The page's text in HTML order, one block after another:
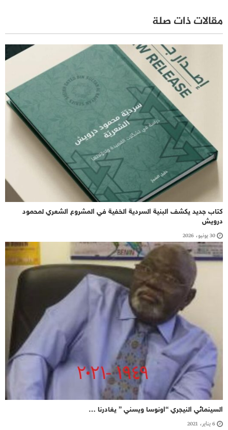
مقالات ذات صلة
كتاب جديد يكشف البنية السردية الخفية في المشروع الشعري لمحمود
درويش
30 يونيو، 2026
السينمائي النيجري “اونوسا ويسني ” يغادرنا …
6 يناير، 2021